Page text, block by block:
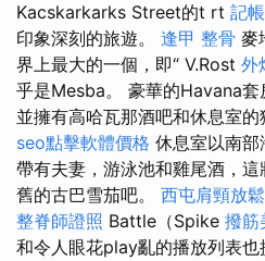
Kacskarkarks Street的t rt 記
印象深刻的旅遊。 逢甲 整骨 麥
界上最大的一個，即“ V.Rost 外
乎是Mesba。 豪華的Havana套
並擁有高哈瓦那酒吧和休息室的
seo點擊軟體價格 休息室以南
帶有夫妻，游泳池和雞尾酒，
舊的古巴雪茄吧。 西屯肩頸放鬆
整脊師證照 Battle（Spike 撥筋
和令人眼花play亂的播放列表